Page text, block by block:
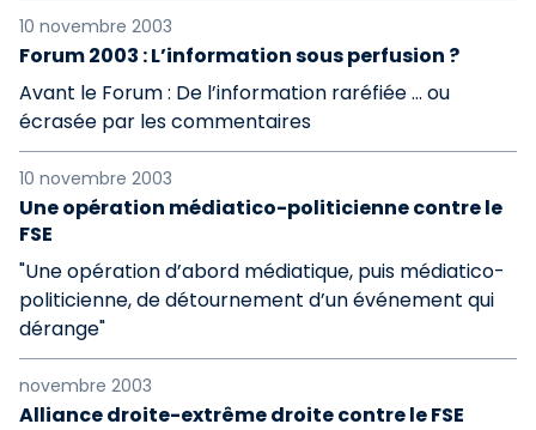
10 novembre 2003
Forum 2003 : L’information sous perfusion ?
Avant le Forum : De l’information raréfiée … ou
écrasée par les commentaires
10 novembre 2003
Une opération médiatico-politicienne contre le
FSE
"Une opération d’abord médiatique, puis médiatico-
politicienne, de détournement d’un événement qui
dérange"
novembre 2003
Alliance droite-extrême droite contre le FSE